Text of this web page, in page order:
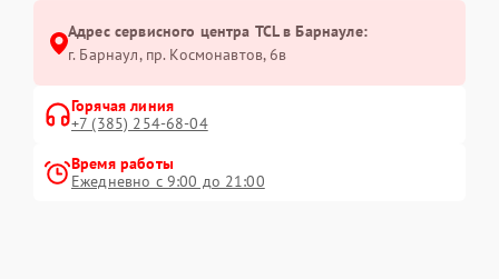
Адрес сервисного центра TCL в Барнауле:
г. Барнаул, ​пр. Космонавтов, 6в
Горячая линия
+7 (385) 254-68-04
Время работы
Ежедневно с 9:00 до 21:00